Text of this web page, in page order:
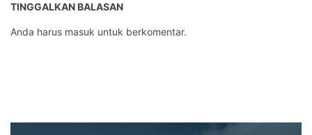
TINGGALKAN BALASAN
Anda harus masuk untuk berkomentar.